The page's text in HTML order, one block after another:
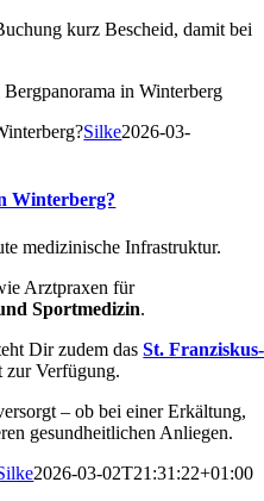
kurz Bescheid, damit bei
Silke2026-03-
Winterberg?
medizinische Infrastruktur.
Arztpraxen für
Sportmedizin.
Dir zudem dasSt. Franziskus-
Verfügung.
– ob bei einer Erkältung,
gesundheitlichen Anliegen.
2026-03-02T21:31:22+01:00